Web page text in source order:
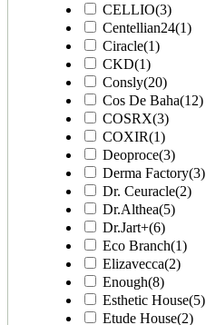
CELLIO(3)
Centellian24(1)
Ciracle(1)
CKD(1)
Consly(20)
Cos De Baha(12)
COSRX(3)
COXIR(1)
Deoproce(3)
Derma Factory(3)
Dr. Ceuracle(2)
Dr.Althea(5)
Dr.Jart+(6)
Eco Branch(1)
Elizavecca(2)
Enough(8)
Esthetic House(5)
Etude House(2)